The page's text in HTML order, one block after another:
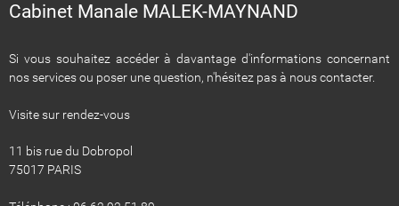
Cabinet Manale MALEK-MAYNAND
Si vous souhaitez accéder à davantage d'informations concernant
nos services ou poser une question, n'hésitez pas à nous contacter.
Visite sur rendez-vous
11 bis rue du Dobropol
75017 PARIS